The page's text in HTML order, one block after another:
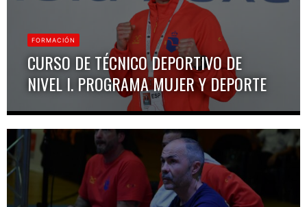
FORMACIÓN
CURSO DE TÉCNICO DEPORTIVO DE
NIVEL I. PROGRAMA MUJER Y DEPORTE